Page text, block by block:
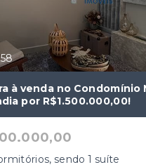
à venda no Condomínio
por R$1.500.000,00!
sendo 1 suíte